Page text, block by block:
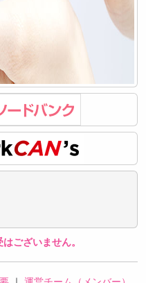
ございません。